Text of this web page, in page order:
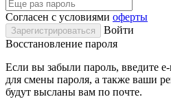
Согласен с условиями оферты
Войти
Восстановление пароля
Если вы забыли пароль, введите
для смены пароля, а также ваши
будут высланы вам по почте.